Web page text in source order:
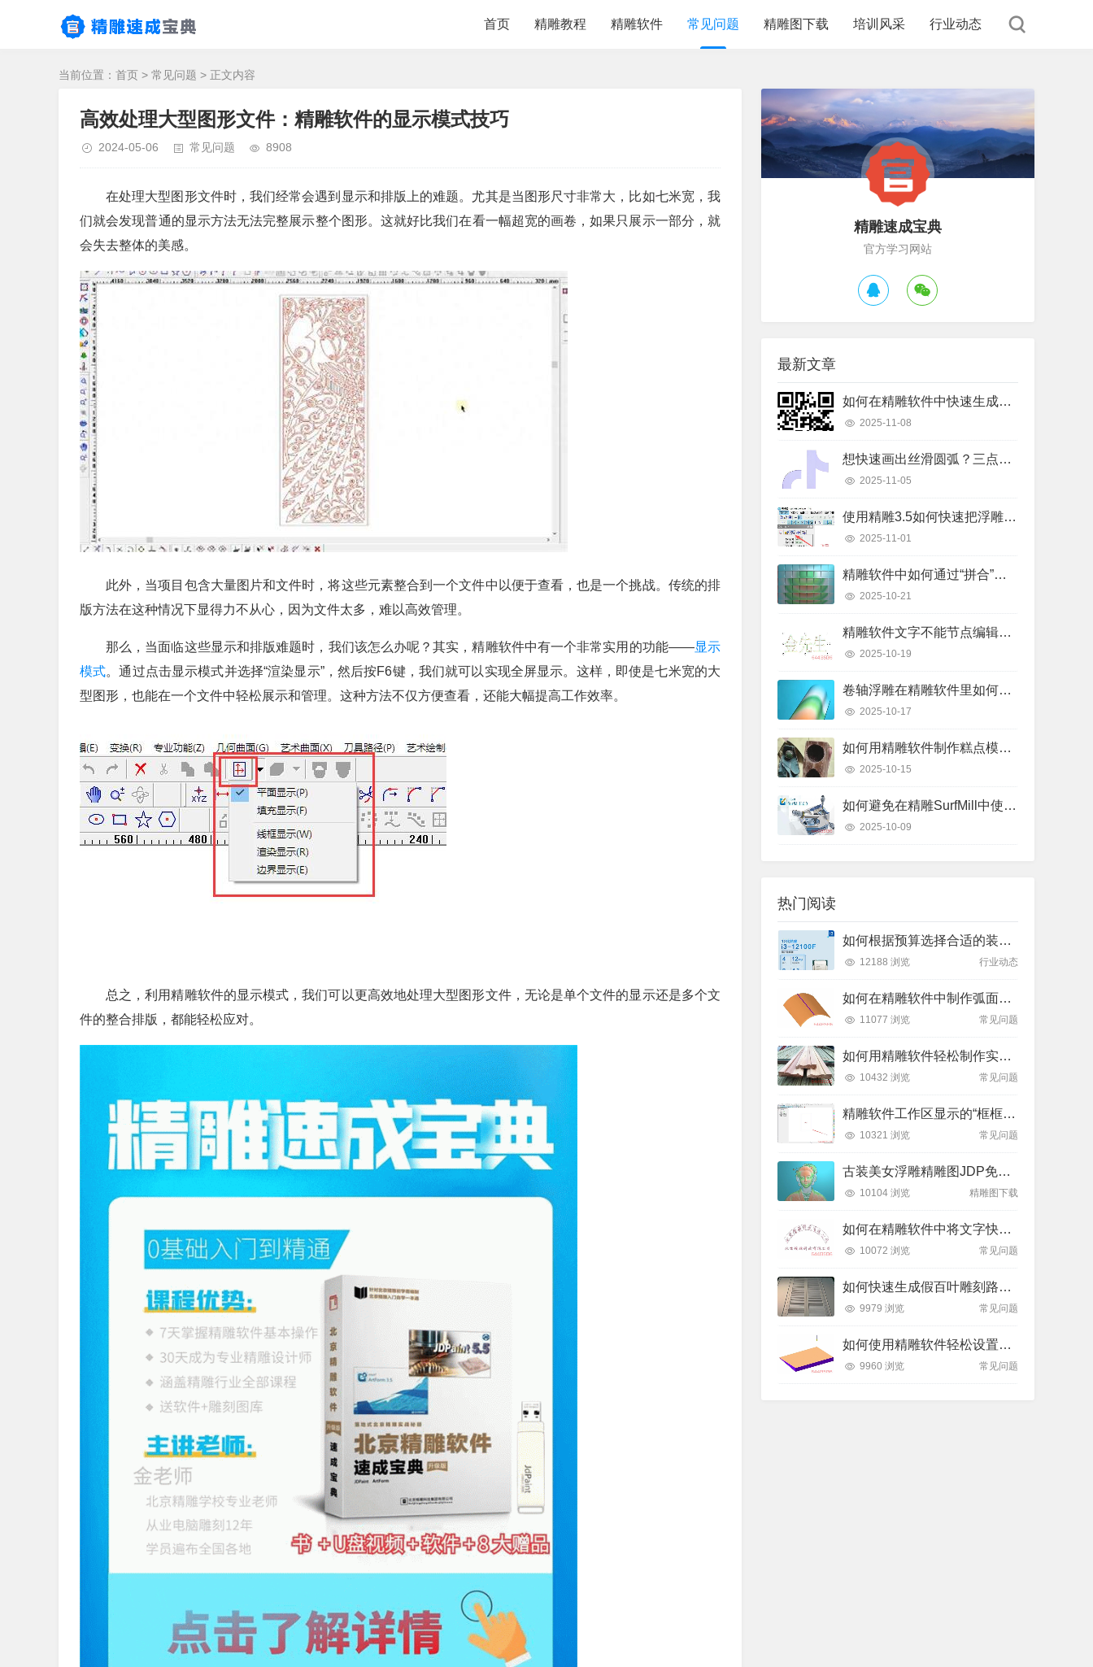
首页 精雕教程 精雕软件 常见问题 精雕图下载 培训风采 行业动态
当前位置： 首页 > 常见问题 > 正文内容
高效处理大型图形文件：精雕软件的显示模式技巧
2024-05-06 常见问题 8908
在处理大型图形文件时，我们经常会遇到显示和排版上的难题。尤其是当图形尺寸非常大，比如七米宽，我
们就会发现普通的显示方法无法完整展示整个图形。这就好比我们在看一幅超宽的画卷，如果只展示一部分，就
会失去整体的美感。
此外，当项目包含大量图片和文件时，将这些元素整合到一个文件中以便于查看，也是一个挑战。传统的排
版方法在这种情况下显得力不从心，因为文件太多，难以高效管理。
那么，当面临这些显示和排版难题时，我们该怎么办呢？其实，精雕软件中有一个非常实用的功能——显示
模式。通过点击显示模式并选择“渲染显示”，然后按F6键，我们就可以实现全屏显示。这样，即使是七米宽的大
型图形，也能在一个文件中轻松展示和管理。这种方法不仅方便查看，还能大幅提高工作效率。
总之，利用精雕软件的显示模式，我们可以更高效地处理大型图形文件，无论是单个文件的显示还是多个文
件的整合排版，都能轻松应对。
精雕速成宝典
官方学习网站
最新文章
如何在精雕软件中快速生成二维码线条？详细操作步骤解析
2025-11-08
想快速画出丝滑圆弧？三点弧工具真的好用吗？
2025-11-05
使用精雕3.5如何快速把浮雕路径转换成曲面模型？
2025-11-01
精雕软件中如何通过“拼合”实现浮雕图的渐变叠加？
2025-10-21
精雕软件文字不能节点编辑怎么办？快速解决指南
2025-10-19
卷轴浮雕在精雕软件里如何快速制作出来？
2025-10-17
如何用精雕软件制作糕点模具？只需这几个步骤
2025-10-15
如何避免在精雕SurfMill中使用“保持曲线高度”和“投影变换”时的常见错误？
2025-10-09
热门阅读
如何根据预算选择合适的装机方案？了解2025年主流价位段的性能差异
12188 浏览 行业动态
如何在精雕软件中制作弧面雕刻路径？
11077 浏览 常见问题
如何用精雕软件轻松制作实木装饰线条踢脚线？
10432 浏览 常见问题
精雕软件工作区显示的“框框”是什么？如何轻松隐藏或显示？
10321 浏览 常见问题
古装美女浮雕精雕图JDP免费下载
10104 浏览 精雕图下载
如何在精雕软件中将文字快速排列到弧形线条上？全步骤详解
10072 浏览 常见问题
如何快速生成假百叶雕刻路径？精雕软件全流程教学
9979 浏览 常见问题
如何使用精雕软件轻松设置斜坡面雕刻路径？
9960 浏览 常见问题